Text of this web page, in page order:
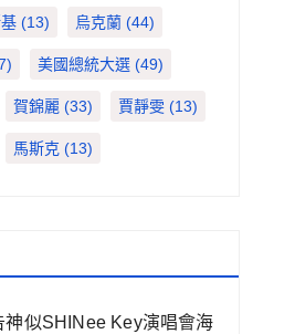
(13) 烏克蘭 (44)
美國總統大選 (49)
賀錦麗 (33) 賈靜雯 (13)
馬斯克 (13)
神似SHINee Key演唱會海